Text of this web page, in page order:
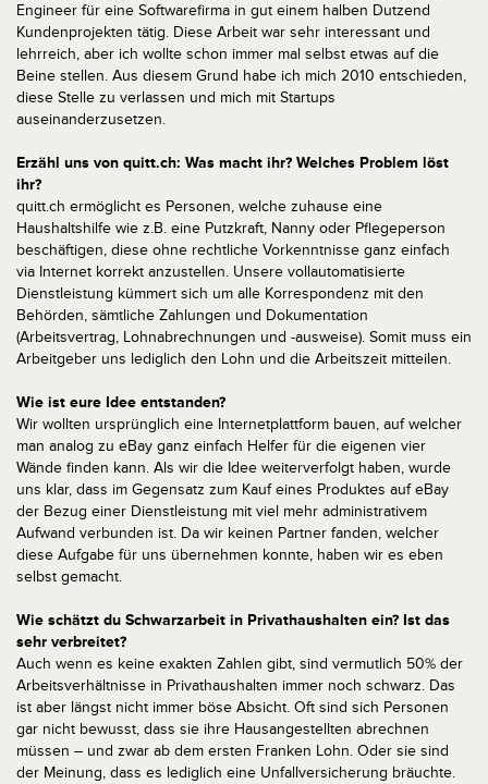
Engineer für eine Softwarefirma in gut einem halben Dutzend
Kundenprojekten tätig. Diese Arbeit war sehr interessant und
lehrreich, aber ich wollte schon immer mal selbst etwas auf die
Beine stellen. Aus diesem Grund habe ich mich 2010 entschieden,
diese Stelle zu verlassen und mich mit Startups
auseinanderzusetzen.
Erzähl uns von quitt.ch: Was macht ihr? Welches Problem löst
ihr?
quitt.ch ermöglicht es Personen, welche zuhause eine
Haushaltshilfe wie z.B. eine Putzkraft, Nanny oder Pflegeperson
beschäftigen, diese ohne rechtliche Vorkenntnisse ganz einfach
via Internet korrekt anzustellen. Unsere vollautomatisierte
Dienstleistung kümmert sich um alle Korrespondenz mit den
Behörden, sämtliche Zahlungen und Dokumentation
(Arbeitsvertrag, Lohnabrechnungen und -ausweise). Somit muss ein
Arbeitgeber uns lediglich den Lohn und die Arbeitszeit mitteilen.
Wie ist eure Idee entstanden?
Wir wollten ursprünglich eine Internetplattform bauen, auf welcher
man analog zu eBay ganz einfach Helfer für die eigenen vier
Wände finden kann. Als wir die Idee weiterverfolgt haben, wurde
uns klar, dass im Gegensatz zum Kauf eines Produktes auf eBay
der Bezug einer Dienstleistung mit viel mehr administrativem
Aufwand verbunden ist. Da wir keinen Partner fanden, welcher
diese Aufgabe für uns übernehmen konnte, haben wir es eben
selbst gemacht.
Wie schätzt du Schwarzarbeit in Privathaushalten ein? Ist das
sehr verbreitet?
Auch wenn es keine exakten Zahlen gibt, sind vermutlich 50% der
Arbeitsverhältnisse in Privathaushalten immer noch schwarz. Das
ist aber längst nicht immer böse Absicht. Oft sind sich Personen
gar nicht bewusst, dass sie ihre Hausangestellten abrechnen
müssen – und zwar ab dem ersten Franken Lohn. Oder sie sind
der Meinung, dass es lediglich eine Unfallversicherung bräuchte.